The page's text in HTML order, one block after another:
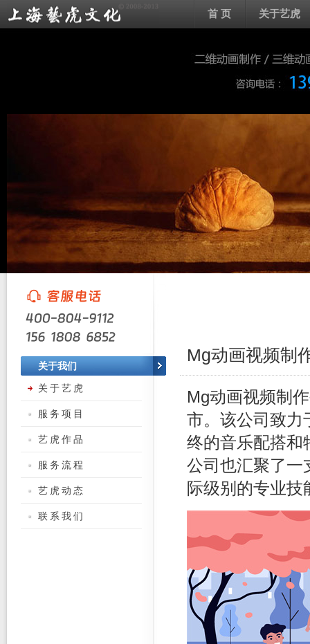
首 页 关于艺虎
Mg动画视频制
Mg动画视频制
市。该公司致力
终的音乐配搭和
公司也汇聚了一
际级别的专业
关于我们
关于艺虎
服务项目
艺虎作品
服务流程
艺虎动态
联系我们